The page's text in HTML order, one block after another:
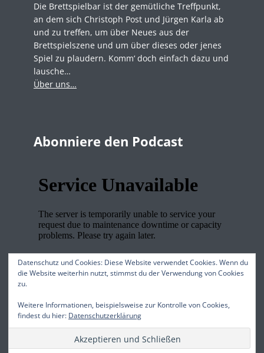
Die Brettspielbar ist der gemütliche Treffpunkt,
an dem sich Christoph Post und Jürgen Karla ab
und zu treffen, um über Neues aus der
Brettspielszene und um über dieses oder jenes
Spiel zu plaudern. Komm‘ doch einfach dazu und
lausche…
Über uns…
Abonniere den Podcast
Wir stehen für
Datenschutz und Cookies: Diese Website verwendet Cookies. Wenn du
die Website weiterhin nutzt, stimmst du der Verwendung von Cookies
zu.
Weitere Informationen, beispielsweise zur Kontrolle von Cookies,
findest du hier: Datenschutzerklärung